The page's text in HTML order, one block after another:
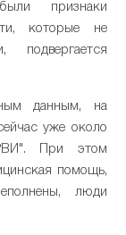
признаки
которые не
подвергается
данным, на
уже около
При этом
помощь,
люди